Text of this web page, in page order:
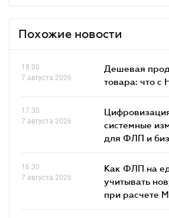
Похожие новости
18.00
7 августа 2026
Дешевая
товара: что c
17.30
7 августа 2026
системные
для ФЛП и
16.30
7 августа 2026
Как ФЛП на
учитывать
при расчете